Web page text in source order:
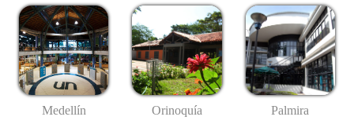
Medellín Orinoquía Palmira